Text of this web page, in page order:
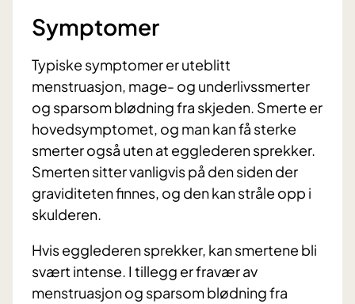
Symptomer
Typiske symptomer er uteblitt
menstruasjon, mage- og underlivssmerter
og sparsom blødning fra skjeden. Smerte er
hovedsymptomet, og man kan få sterke
smerter også uten at egglederen sprekker.
Smerten sitter vanligvis på den siden der
graviditeten finnes, og den kan stråle opp i
skulderen.
Hvis egglederen sprekker, kan smertene bli
svært intense. I tillegg er fravær av
menstruasjon og sparsom blødning fra